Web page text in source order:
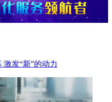
激发“新”的动力